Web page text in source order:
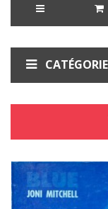
CATÉGORIE